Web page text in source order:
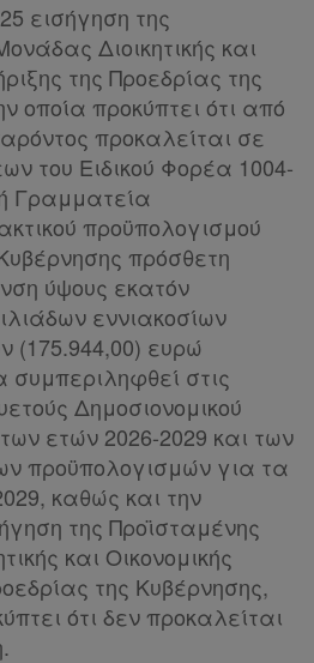
εισήγηση της
Διοικητικής και
της Προεδρίας της
οποία προκύπτει ότι από
προκαλείται σε
του Ειδικού Φορέα 1004-
Γραμματεία
προϋπολογισμού
πρόσθετη
ύψους εκατόν
εννιακοσίων
ευρώ
συμπεριληφθεί στις
Δημοσιονομικού
ετών 2026-2029 και των
προϋπολογισμών για τα
καθώς και την
της Προϊσταμένης
και Οικονομικής
της Κυβέρνησης,
ότι δεν προκαλείται